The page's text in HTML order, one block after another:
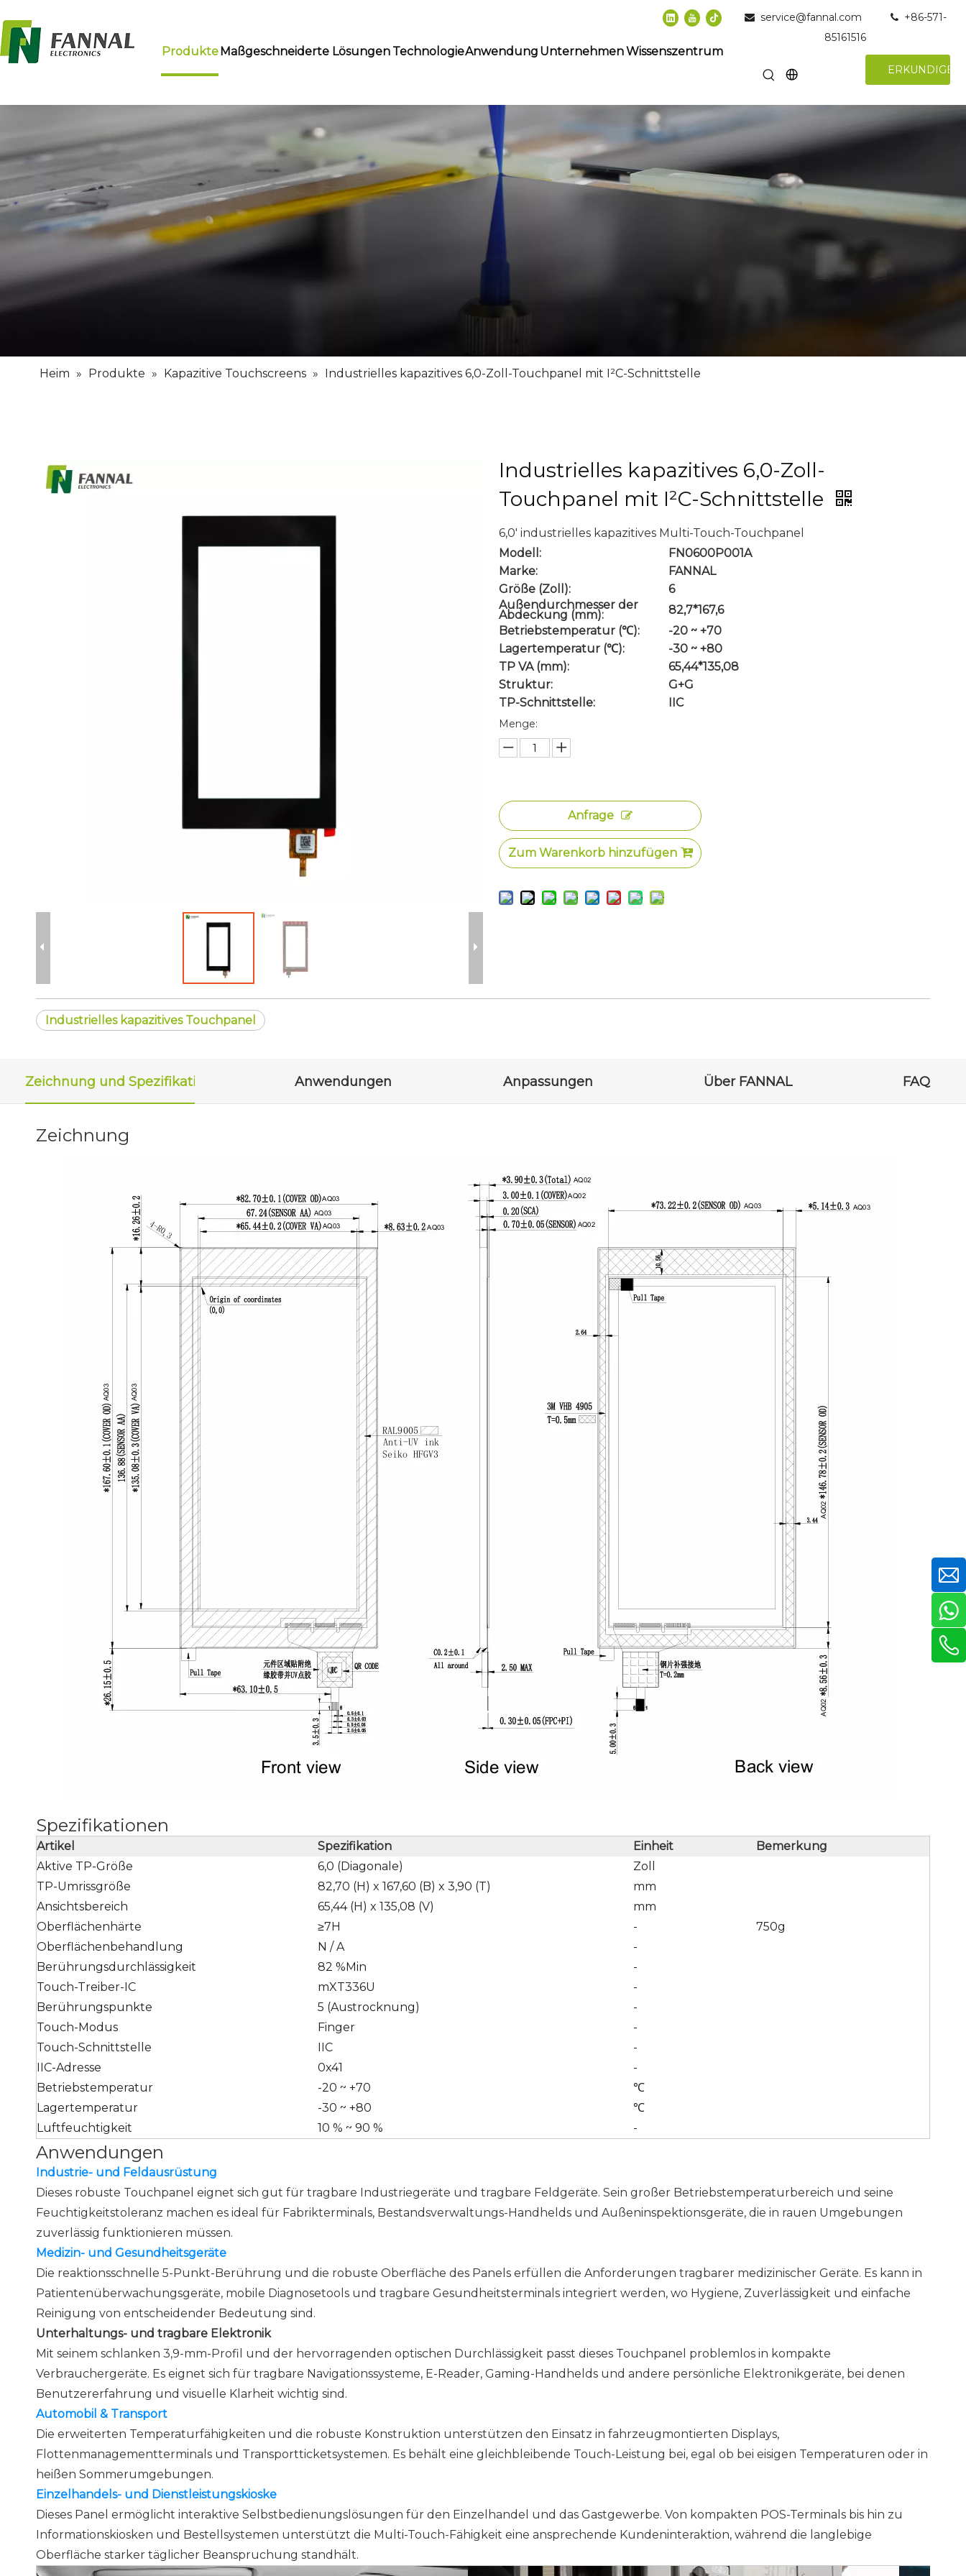
Produkte Maßgeschneiderte Lösungen TechnologieAnwendung UnternehmenWissenszentrum
 service@fannal.com +86-571-
85161516
ERKUNDIGEN
Heim » Produkte » Kapazitive Touchscreens » Industrielles kapazitives 6,0-Zoll-Touchpanel mit I²C-Schnittstelle
Industrielles kapazitives 6,0-Zoll-
Touchpanel mit I²C-Schnittstelle
6,0' industrielles kapazitives Multi-Touch-Touchpanel
Modell:
FN0600P001A
Marke:
FANNAL
Größe (Zoll):
6
Außendurchmesser der
Abdeckung (mm):
82,7*167,6
Betriebstemperatur (℃):
-20 ~ +70
Lagertemperatur (℃):
-30 ~ +80
TP VA (mm):
65,44*135,08
Struktur:
G+G
TP-Schnittstelle:
IIC
Menge:
Anfrage
Zum Warenkorb hinzufügen
Industrielles kapazitives Touchpanel
Zeichnung und Spezifikation Anwendungen Anpassungen Über FANNAL FAQ
Zeichnung
Spezifikationen
Artikel Spezifikation Einheit
Bemerkung
Aktive TP-Größe
6,0 (Diagonale)
Zoll
TP-Umrissgröße
82,70 (H) x 167,60 (B) x 3,90 (T)
mm
Ansichtsbereich
65,44 (H) x 135,08 (V)
mm
Oberflächenhärte
≥7H -
750g
Oberflächenbehandlung
N / A
-
Berührungsdurchlässigkeit
82 %Min
-
Touch-Treiber-IC
mXT336U
-
Berührungspunkte
5 (Austrocknung)
-
Touch-Modus
Finger
-
Touch-Schnittstelle
IIC
-
IIC-Adresse
0x41
-
Betriebstemperatur
-20 ~ +70
℃
Lagertemperatur
-30 ~ +80
℃
Luftfeuchtigkeit
10 % ~ 90 % -
Anwendungen
Industrie- und Feldausrüstung
Dieses robuste Touchpanel eignet sich gut für tragbare Industriegeräte und tragbare Feldgeräte. Sein großer Betriebstemperaturbereich und seine
Feuchtigkeitstoleranz machen es ideal für Fabrikterminals, Bestandsverwaltungs-Handhelds und Außeninspektionsgeräte, die in rauen Umgebungen
zuverlässig funktionieren müssen.
Medizin- und Gesundheitsgeräte
Die reaktionsschnelle 5-Punkt-Berührung und die robuste Oberfläche des Panels erfüllen die Anforderungen tragbarer medizinischer Geräte. Es kann in
Patientenüberwachungsgeräte, mobile Diagnosetools und tragbare Gesundheitsterminals integriert werden, wo Hygiene, Zuverlässigkeit und einfache
Reinigung von entscheidender Bedeutung sind.
Unterhaltungs- und tragbare Elektronik
Mit seinem schlanken 3,9-mm-Profil und der hervorragenden optischen Durchlässigkeit passt dieses Touchpanel problemlos in kompakte
Verbrauchergeräte. Es eignet sich für tragbare Navigationssysteme, E-Reader, Gaming-Handhelds und andere persönliche Elektronikgeräte, bei denen
Benutzererfahrung und visuelle Klarheit wichtig sind.
Automobil & Transport
Die erweiterten Temperaturfähigkeiten und die robuste Konstruktion unterstützen den Einsatz in fahrzeugmontierten Displays,
Flottenmanagementterminals und Transportticketsystemen. Es behält eine gleichbleibende Touch-Leistung bei, egal ob bei eisigen Temperaturen oder in
heißen Sommerumgebungen.
Einzelhandels- und Dienstleistungskioske
Dieses Panel ermöglicht interaktive Selbstbedienungslösungen für den Einzelhandel und das Gastgewerbe. Von kompakten POS-Terminals bis hin zu
Informationskiosken und Bestellsystemen unterstützt die Multi-Touch-Fähigkeit eine ansprechende Kundeninteraktion, während die langlebige
Oberfläche starker täglicher Beanspruchung standhält.